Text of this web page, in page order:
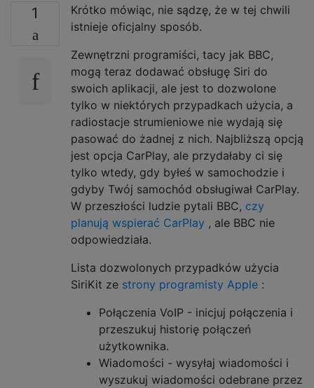
1
Krótko mówiąc, nie sądzę, że w tej chwili
istnieje oficjalny sposób.
Zewnętrzni programiści, tacy jak BBC,
mogą teraz dodawać obsługę Siri do
swoich aplikacji, ale jest to dozwolone
tylko w niektórych przypadkach użycia, a
radiostacje strumieniowe nie wydają się
pasować do żadnej z nich. Najbliższą opcją
jest opcja CarPlay, ale przydałaby ci się
tylko wtedy, gdy byłeś w samochodzie i
gdyby Twój samochód obsługiwał CarPlay.
W przeszłości ludzie pytali BBC, czy
planują wspierać CarPlay , ale BBC nie
odpowiedziała.
Lista dozwolonych przypadków użycia
SiriKit ze strony programisty Apple :
Połączenia VoIP - inicjuj połączenia i
przeszukuj historię połączeń
użytkownika.
Wiadomości - wysyłaj wiadomości i
wyszukuj wiadomości odebrane przez